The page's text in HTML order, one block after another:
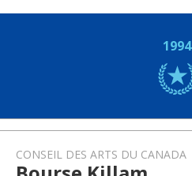
1994
CONSEIL DES ARTS DU CANADA